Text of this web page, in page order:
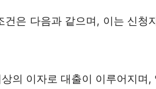
은 다음과 같으며, 이는 신청
의 이자로 대출이 이루어지며,